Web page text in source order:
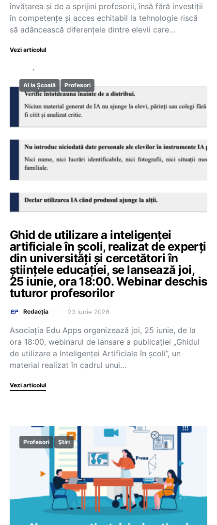
învățarea și de a sprijini profesorii, însă fără investiții
în competențe și acces echitabil la tehnologie riscă
să adâncească diferențele dintre elevii care…
Vezi articolul
AI la Școală Profesori
Ghid de utilizare a inteligenței
artificiale în școli, realizat de experți
din universități și cercetători în
științele educației, se lansează joi,
25 iunie, ora 18:00. Webinar deschis
tuturor profesorilor
Redacția 23 iunie 2026
Asociația Edu Apps organizează joi, 25 iunie, de la
ora 18:00, webinarul de lansare a publicației „Ghidul
de utilizare a Inteligenței Artificiale în școli”, un
material realizat în cadrul unui…
Vezi articolul
Profesori Știri